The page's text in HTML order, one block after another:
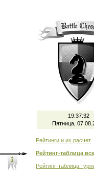
19:37:32
Пятница,
Рейтинги и их расчет
Рейтинг-таблица
Рейтинг-таблица